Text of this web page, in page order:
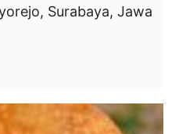
Surabaya, Jawa